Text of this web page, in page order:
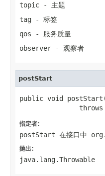
topic - 主题
tag - 标签
qos - 服务质量
observer - 观察者
postStart
public void
指定者:
postStart 在接口中
抛出:
java.lang.Throwable